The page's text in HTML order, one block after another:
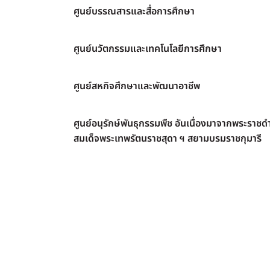
ศูนย์บรรณสารและสื่อการศึกษา
ศูนย์นวัตกรรมและเทคโนโลยีการศึกษา
ศูนย์สหกิจศึกษาและพัฒนาอาชีพ
ศูนย์อนุรักษ์พันธุกรรมพืช อันเนื่องมาจากพระราชด
สมเด็จพระเทพรัตนราชสุดา ฯ สยามบรมราชกุมารี